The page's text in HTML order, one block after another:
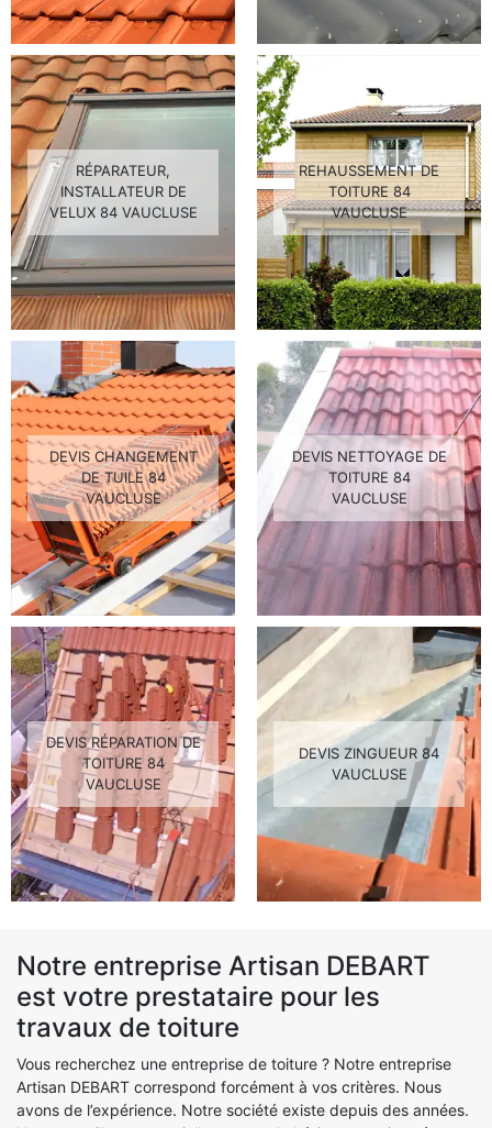
RÉPARATEUR,
INSTALLATEUR DE
VELUX 84 VAUCLUSE
REHAUSSEMENT DE
TOITURE 84
VAUCLUSE
DEVIS CHANGEMENT
DE TUILE 84
VAUCLUSE
DEVIS NETTOYAGE DE
TOITURE 84
VAUCLUSE
DEVIS RÉPARATION DE
TOITURE 84
VAUCLUSE
DEVIS ZINGUEUR 84
VAUCLUSE
Notre entreprise Artisan DEBART
est votre prestataire pour les
travaux de toiture
Vous recherchez une entreprise de toiture ? Notre entreprise
Artisan DEBART correspond forcément à vos critères. Nous
avons de l’expérience. Notre société existe depuis des années.